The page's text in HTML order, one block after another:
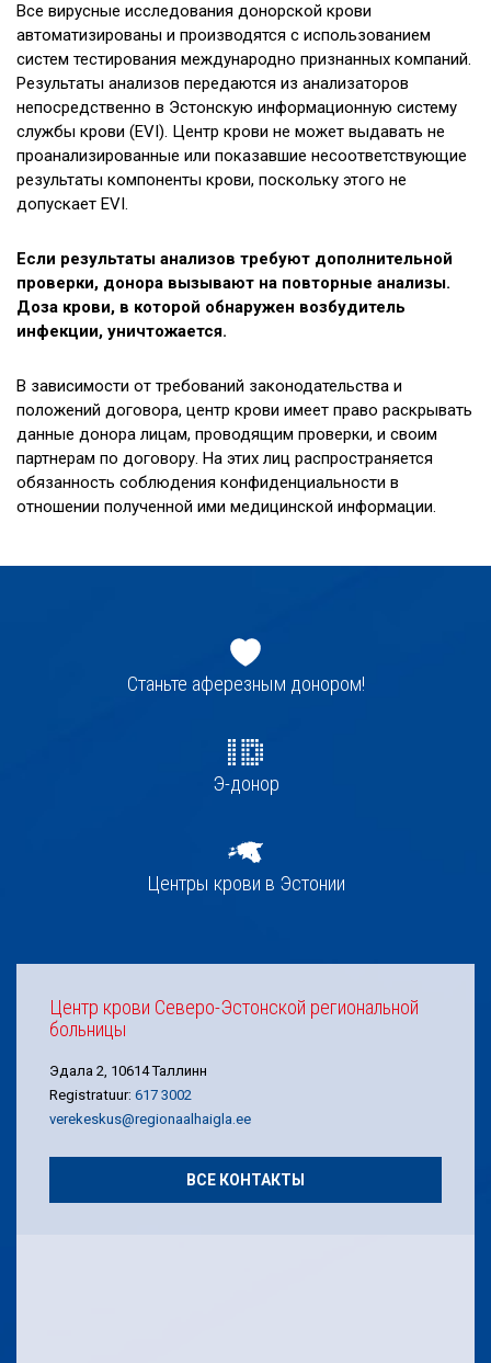
Все вирусные исследования донорской крови
автоматизированы и производятся с использованием
систем тестирования международно признанных компаний.
Результаты анализов передаются из анализаторов
непосредственно в Эстонскую информационную систему
службы крови (EVI). Центр крови не может выдавать не
проанализированные или показавшие несоответствующие
результаты компоненты крови, поскольку этого не
допускает EVI.
Если результаты анализов требуют дополнительной
проверки, донора вызывают на повторные анализы.
Доза крови, в которой обнаружен возбудитель
инфекции, уничтожается.
В зависимости от требований законодательства и
положений договора, центр крови имеет право раскрывать
данные донора лицам, проводящим проверки, и своим
партнерам по договору. На этих лиц распространяется
обязанность соблюдения конфиденциальности в
отношении полученной ими медицинской информации.
navigatsioonСтаньте аферезным донором!
Э-донор
Центры крови в Эстонии
Центр крови Северо-Эстонской региональной
больницы
Эдала 2, 10614 Таллинн
Registratuur: 617 3002
verekeskus@regionaalhaigla.ee
ВСЕ КОНТАКТЫ